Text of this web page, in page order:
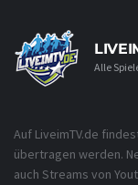
Alle
Auf LiveimTV.de
übertragen werden.
auch Streams von